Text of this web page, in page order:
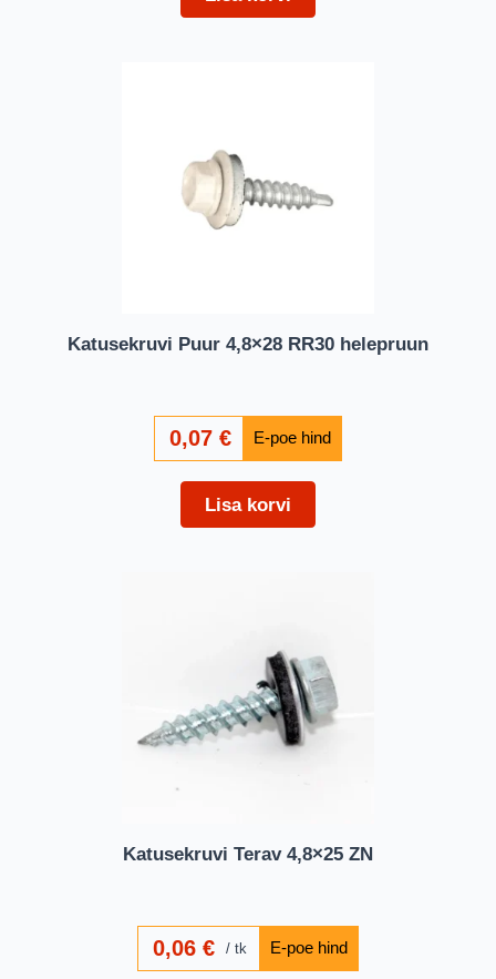
Katusekruvi Puur 4,8×28 RR30 helepruun
0,07€
Lisa korvi
Katusekruvi Terav 4,8×25 ZN
0,06€ tk